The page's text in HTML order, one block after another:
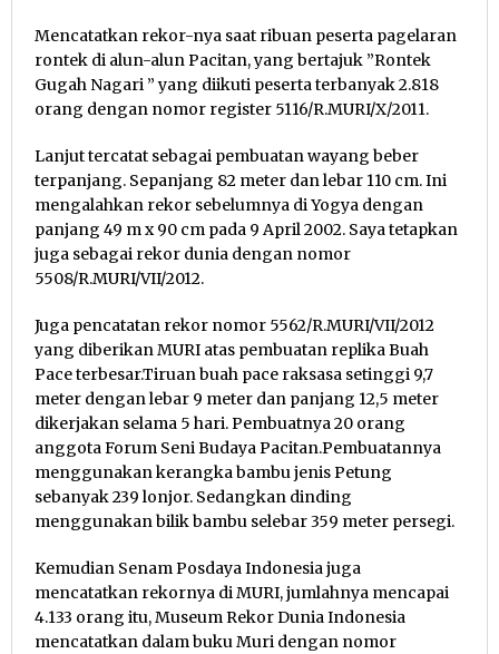
Mencatatkan rekor-nya saat ribuan peserta pagelaran
rontek di alun-alun Pacitan, yang bertajuk ”Rontek
Gugah Nagari ” yang diikuti peserta terbanyak 2.818
orang dengan nomor register 5116/R.MURI/X/2011.
Lanjut tercatat sebagai pembuatan wayang beber
terpanjang. Sepanjang 82 meter dan lebar 110 cm. Ini
mengalahkan rekor sebelumnya di Yogya dengan
panjang 49 m x 90 cm pada 9 April 2002. Saya tetapkan
juga sebagai rekor dunia dengan nomor
5508/R.MURI/VII/2012.
Juga pencatatan rekor nomor 5562/R.MURI/VII/2012
yang diberikan MURI atas pembuatan replika Buah
Pace terbesar.Tiruan buah pace raksasa setinggi 9,7
meter dengan lebar 9 meter dan panjang 12,5 meter
dikerjakan selama 5 hari. Pembuatnya 20 orang
anggota Forum Seni Budaya Pacitan.Pembuatannya
menggunakan kerangka bambu jenis Petung
sebanyak 239 lonjor. Sedangkan dinding
menggunakan bilik bambu selebar 359 meter persegi.
Kemudian Senam Posdaya Indonesia juga
mencatatkan rekornya di MURI, jumlahnya mencapai
4.133 orang itu, Museum Rekor Dunia Indonesia
mencatatkan dalam buku Muri dengan nomor